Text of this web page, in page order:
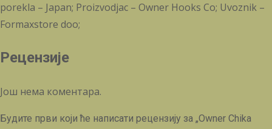
porekla – Japan; Proizvodjac – Owner Hooks Co; Uvoznik –
Formaxstore doo;
Рецензије
Још нема коментара.
Будите први који ће написати рецензију за „Owner Chika